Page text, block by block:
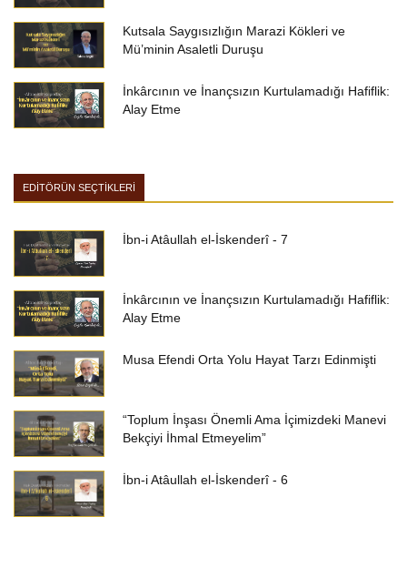
Kutsala Saygısızlığın Marazi Kökleri ve
Mü’minin Asaletli Duruşu
İnkârcının ve İnançsızın Kurtulamadığı Hafiflik:
Alay Etme
EDİTÖRÜN SEÇTİKLERİ
İbn-i Atâullah el-İskenderî - 7
İnkârcının ve İnançsızın Kurtulamadığı Hafiflik:
Alay Etme
Musa Efendi Orta Yolu Hayat Tarzı Edinmişti
“Toplum İnşası Önemli Ama İçimizdeki Manevi
Bekçiyi İhmal Etmeyelim”
İbn-i Atâullah el-İskenderî - 6